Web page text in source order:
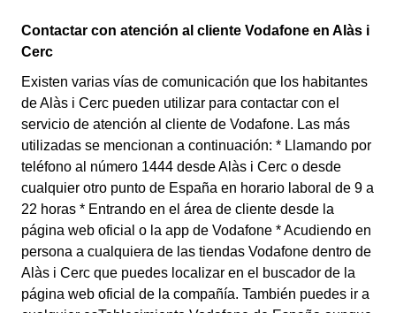
Contactar con atención al cliente Vodafone en Alàs i
Cerc
Existen varias vías de comunicación que los habitantes
de Alàs i Cerc pueden utilizar para contactar con el
servicio de atención al cliente de Vodafone. Las más
utilizadas se mencionan a continuación: * Llamando por
teléfono al número 1444 desde Alàs i Cerc o desde
cualquier otro punto de España en horario laboral de 9 a
22 horas * Entrando en el área de cliente desde la
página web oficial o la app de Vodafone * Acudiendo en
persona a cualquiera de las tiendas Vodafone dentro de
Alàs i Cerc que puedes localizar en el buscador de la
página web oficial de la compañía. También puedes ir a